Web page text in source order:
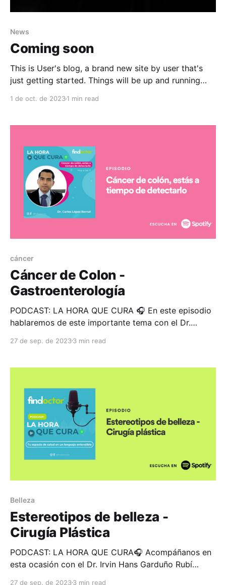
News
Coming soon
This is User's blog, a brand new site by user that's
just getting started. Things will be up and running
1 de oct. de 20231 min read
cáncer
Cáncer de Colon -
Gastroenterología
PODCAST: LA HORA QUE CURA 🎧 En este episodio
hablaremos de este importante tema con el Dr.
certificado por el Consejo Mexicano Especialistas en
para la prevención, diganóstico y tratamiento. El
muerte por
27 de sep. de 20233 min read
Belleza
Estereotipos de belleza -
Cirugía Plástica
PODCAST: LA HORA QUE CURA🎧 Acompáñanos en
esta ocasión con el Dr. Irvin Hans Garduño Rubí
27 de sep. de 20233 min read